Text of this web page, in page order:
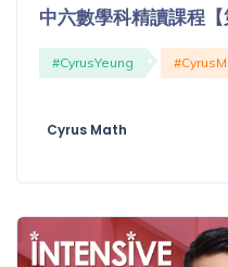
中六數學科精讀課程
#CyrusYeung
Cyrus Math